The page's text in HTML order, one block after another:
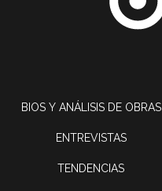
BIOS Y ANÁLISIS DE OBRAS
ENTREVISTAS
TENDENCIAS